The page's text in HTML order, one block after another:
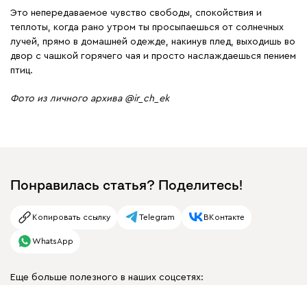
Это непередаваемое чувство свободы, спокойствия и
теплоты, когда рано утром ты просыпаешься от солнечных
лучей, прямо в домашней одежде, накинув плед, выходишь во
двор с чашкой горячего чая и просто наслаждаешься пением
птиц.
Фото из личного архива @ir_ch_ek
Понравилась статья? Поделитесь!
Копировать ссылку Telegram ВКонтакте
WhatsApp
Еще больше полезного в наших соцсетях: